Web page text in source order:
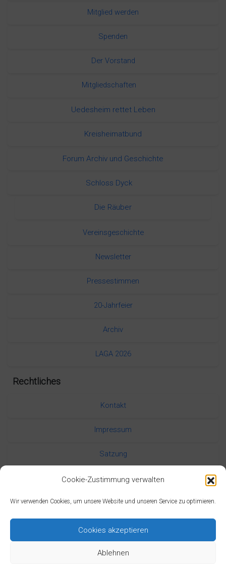
Cookie-Zustimmung verwalten
Wir verwenden Cookies, um unsere Website und unseren Service zu optimieren.
Cookies akzeptieren
Ablehnen
Mitglied werden
Spenden
Der Vorstand
Mitgliedschaften
Uedesheim rettet Leben
Kreisheimatbund
Forum Archiv und Geschichte
Schloss Dyck
Die Räuber
Vereinsgeschichte
Newsletter
Pressestimmen
20-Jahrfeier
Archiv
LAGA 2026
Rechtliches
Kontakt
Impressum
Satzung
Datenschutzerklärung
Theme Design by DediData